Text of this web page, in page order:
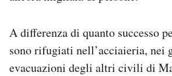
A differenza di quanto successo
sono rifugiati nell’acciaieria, nei
evacuazioni degli altri civili di